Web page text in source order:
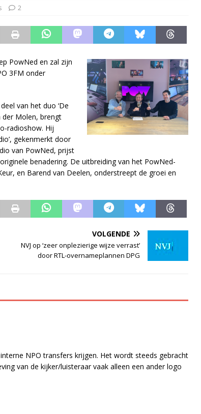
2
PowNed en zal zijn
3FM onder
van het duo ‘De
der Molen, brengt
radioshow. Hij
gekenmerkt door
van PowNed, prijst
benadering. De uitbreiding van het PowNed-
en Barend van Deelen, onderstreept de groei en
VOLGENDE
NVJ op ‘zeer onplezierige wijze verrast’
door RTL-overnameplannen DPG
NPO transfers krijgen. Het wordt steeds gebracht
van de kijker/luisteraar vaak alleen een ander logo